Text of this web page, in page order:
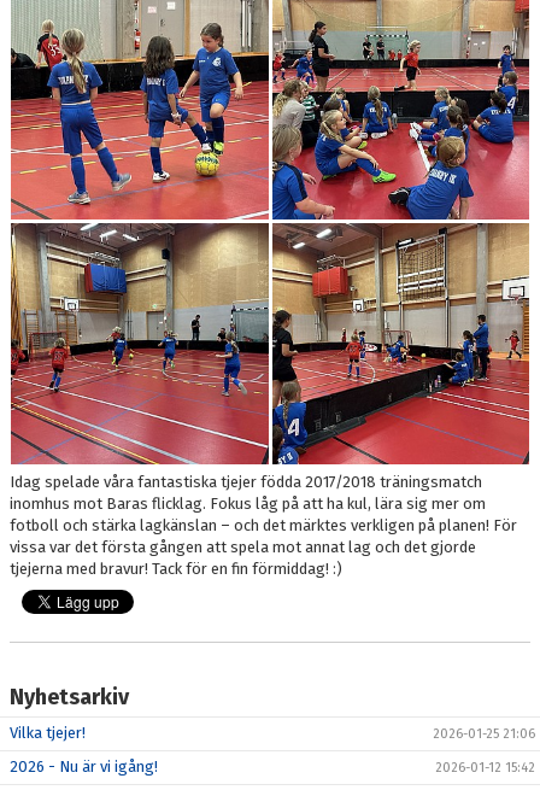
Idag spelade våra fantastiska tjejer födda 2017/2018 träningsmatch
inomhus mot Baras flicklag. Fokus låg på att ha kul, lära sig mer om
fotboll och stärka lagkänslan – och det märktes verkligen på planen! För
vissa var det första gången att spela mot annat lag och det gjorde
tjejerna med bravur! Tack för en fin förmiddag! :)
Nyhetsarkiv
Vilka tjejer! 2026-01-25 21:06
2026 - Nu är vi igång! 2026-01-12 15:42